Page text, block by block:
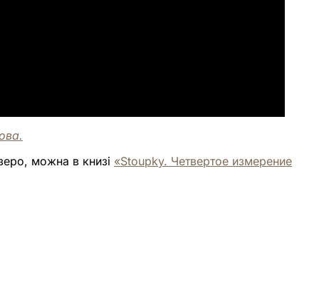
можна в книзі «Stoupky. Четвертое измерение